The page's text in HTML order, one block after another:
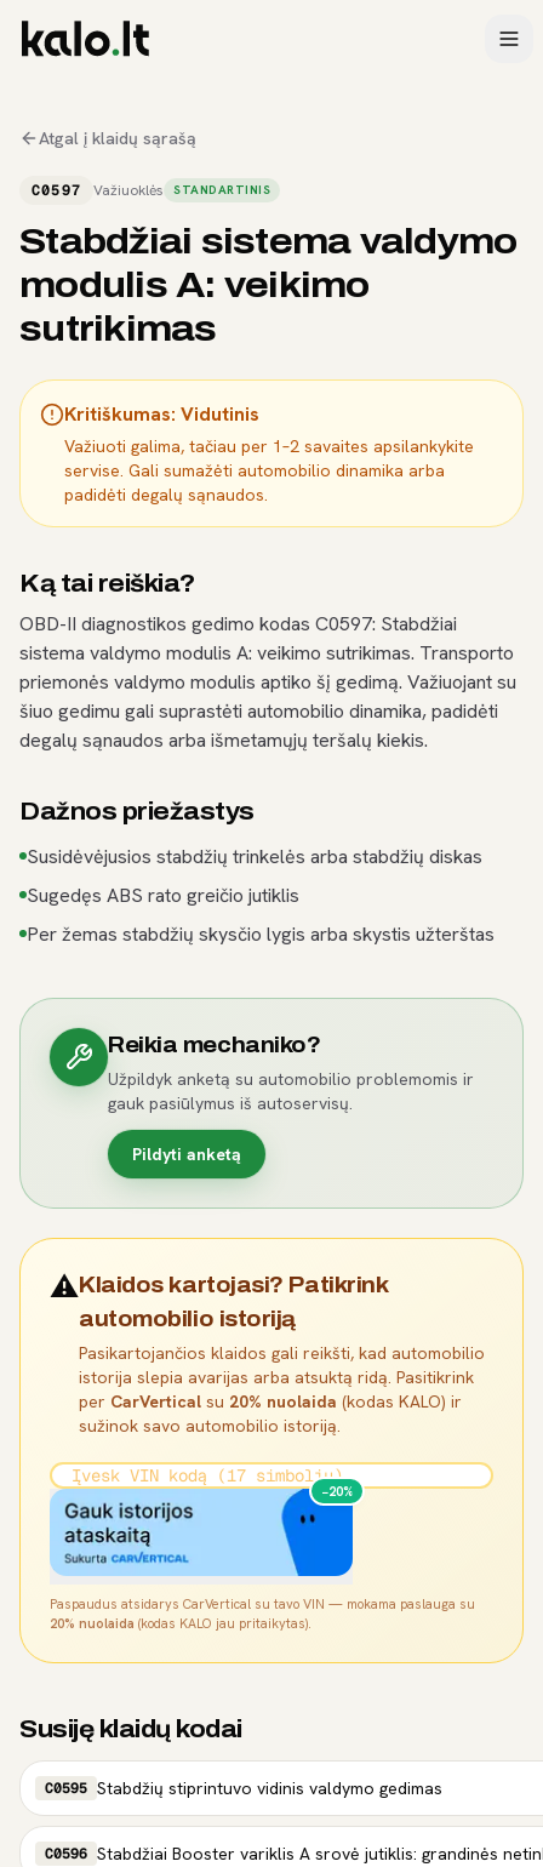
Atgal į klaidų sąrašą
C0597 Važiuoklės STANDARTINIS
Stabdžiai sistema valdymo
modulis A: veikimo
sutrikimas
Kritiškumas: Vidutinis
Važiuoti galima, tačiau per 1–2 savaites apsilankykite
servise. Gali sumažėti automobilio dinamika arba
padidėti degalų sąnaudos.
Ką tai reiškia?
OBD-II diagnostikos gedimo kodas C0597: Stabdžiai
sistema valdymo modulis A: veikimo sutrikimas. Transporto
priemonės valdymo modulis aptiko šį gedimą. Važiuojant su
šiuo gedimu gali suprastėti automobilio dinamika, padidėti
degalų sąnaudos arba išmetamųjų teršalų kiekis.
Dažnos priežastys
Susidėvėjusios stabdžių trinkelės arba stabdžių diskas
Sugedęs ABS rato greičio jutiklis
Per žemas stabdžių skysčio lygis arba skystis užterštas
Reikia mechaniko?
Užpildyk anketą su automobilio problemomis ir
gauk pasiūlymus iš autoservisų.
Pildyti anketą
⚠️Klaidos kartojasi? Patikrink
automobilio istoriją
Pasikartojančios klaidos gali reikšti, kad automobilio
istorija slepia avarijas arba atsuktą ridą. Pasitikrink
per CarVertical su 20% nuolaida (kodas KALO) ir
sužinok savo automobilio istoriją.
−20%
Paspaudus atsidarys CarVertical su tavo VIN — mokama paslauga su
20% nuolaida (kodas KALO jau pritaikytas).
Susiję klaidų kodai
C0595 Stabdžių stiprintuvo vidinis valdymo gedimas
C0596 Stabdžiai Booster variklis A srovė jutiklis: grandinės